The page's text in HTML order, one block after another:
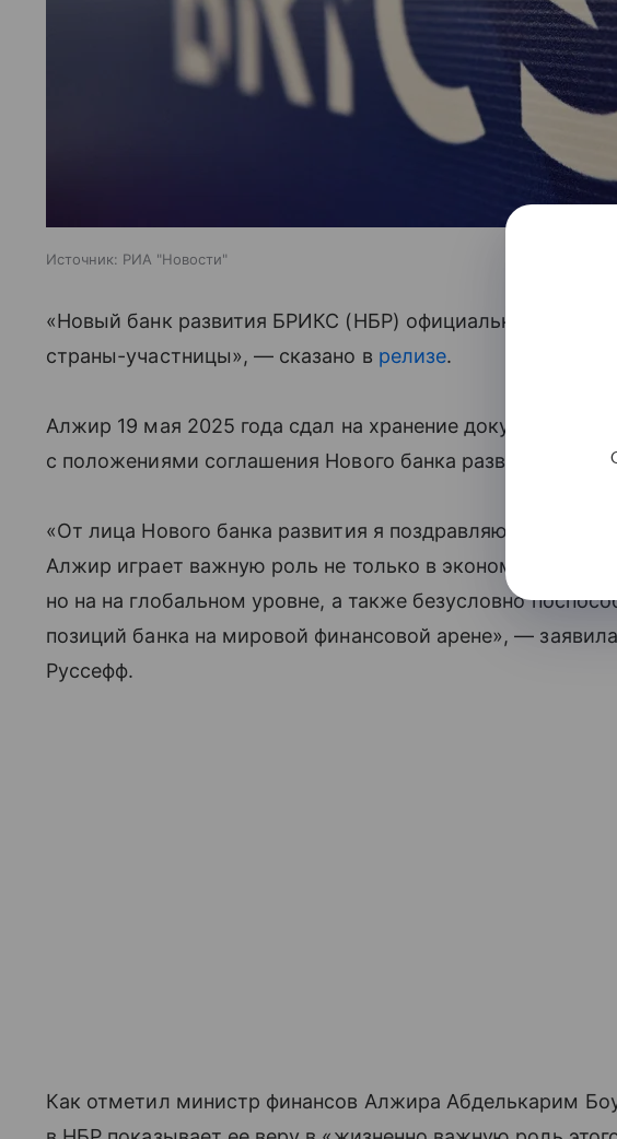
Источник: РИА "Новости"
«Новый банк развития БРИКС (НБР) официально принял
страны-участницы», — сказано в релизе.
Алжир 19 мая 2025 года сдал на хранение документ о
с положениями соглашения Нового банка развития.
«От лица Нового банка развития я поздравляю Алжир с
Алжир играет важную роль не только в экономике
но на на глобальном уровне, а также безусловно
позиций банка на мировой финансовой арене», —
Руссефф.
Как отметил министр финансов Алжира Абделькарим